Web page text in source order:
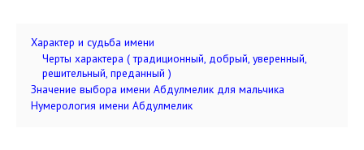
Характер и судьба имени
Черты характера ( традиционный, добрый, уверенный,
решительный, преданный )
Значение выбора имени Абдулмелик для мальчика
Нумерология имени Абдулмелик